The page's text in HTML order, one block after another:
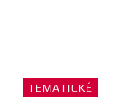
TEMATICKÉ